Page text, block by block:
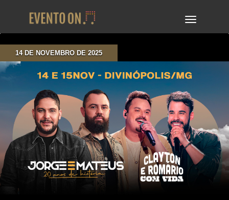
TOGGLE
14 DE NOVEMBRO DE 2025